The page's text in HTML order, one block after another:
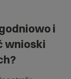
i
wnioski